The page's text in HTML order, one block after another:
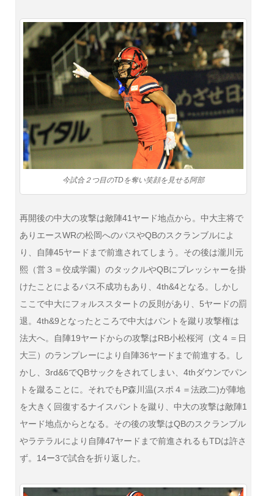
今試合２つ目のTDを奪い笑顔を見せる阿部
再開後の中大の攻撃は敵陣41ヤード地点から。中大主将で
ありエースWRの松岡へのパスやQBのスクランブルによ
り、自陣45ヤードまで前進されてしまう。その後は瀧川元
熙（営３＝佼成学園）のタックルやQBにプレッシャーを掛
けたことによるパス不成功もあり、4th&4となる。しかし
ここで中大にフォルススタートの反則があり、5ヤードの罰
退。4th&9となったところで中大はパントを蹴り攻撃権は
法大へ。自陣19ヤードからの攻撃はRB小松桜河（文４＝日
大三）のランプレーにより自陣36ヤードまで前進する。し
かし、3rd&6でQBサックをされてしまい、4thダウンでパン
トを蹴ることに。それでもP森川温(スポ４＝法政二)が陣地
を大きく回復するナイスパントを蹴り、中大の攻撃は敵陣1
ヤード地点からとなる。その後の攻撃はQBのスクランブル
やラテラルにより自陣47ヤードまで前進されるもTDは許さ
ず。14ー3で試合を折り返した。